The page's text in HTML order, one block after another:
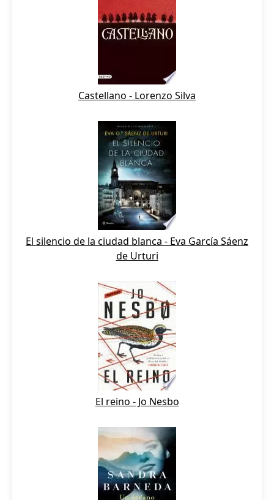
Castellano - Lorenzo Silva
El silencio de la ciudad blanca - Eva García Sáenz
de Urturi
El reino - Jo Nesbo